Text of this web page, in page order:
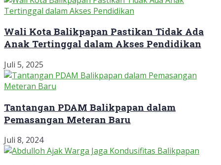
Wali Kota Balikpapan Pastikan Tidak Ada
Anak Tertinggal dalam Akses Pendidikan
Juli 5, 2025
Tantangan PDAM Balikpapan dalam
Pemasangan Meteran Baru
Juli 8, 2024